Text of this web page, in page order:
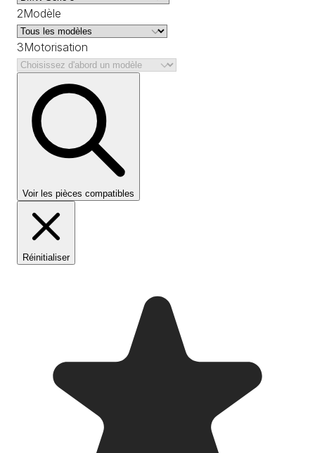
2Modèle
3Motorisation
Voir les pièces compatibles
Réinitialiser